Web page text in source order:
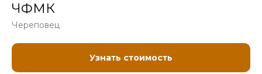
ЧФМК
Череповец
Узнать стоимость